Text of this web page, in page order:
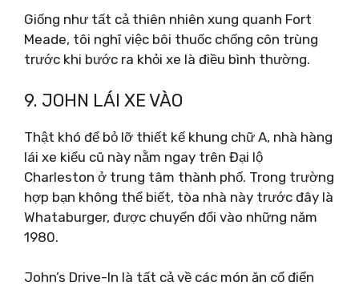
Giống như tất cả thiên nhiên xung quanh Fort
Meade, tôi nghĩ việc bôi thuốc chống côn trùng
trước khi bước ra khỏi xe là điều bình thường.
9. JOHN LÁI XE VÀO
Thật khó để bỏ lỡ thiết kế khung chữ A, nhà hàng
lái xe kiểu cũ này nằm ngay trên Đại lộ
Charleston ở trung tâm thành phố. Trong trường
hợp bạn không thể biết, tòa nhà này trước đây là
Whataburger, được chuyển đổi vào những năm
1980.
John’s Drive-In là tất cả về các món ăn cổ điển